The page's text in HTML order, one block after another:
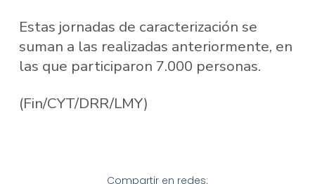
Estas jornadas de caracterización se
suman a las realizadas anteriormente, en
las que participaron 7.000 personas.
(Fin/CYT/DRR/LMY)
Compartir en redes: